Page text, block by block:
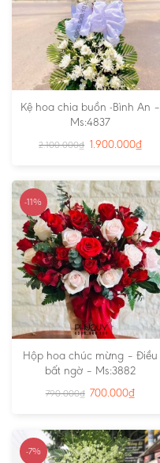
Kệ hoa chia buồn -Bình An –
Ms:4837
2.100.000₫ 1.900.000₫
-11%
Hộp hoa chúc mừng – Điều
bất ngờ – Ms:3882
790.000₫ 700.000₫
-7%